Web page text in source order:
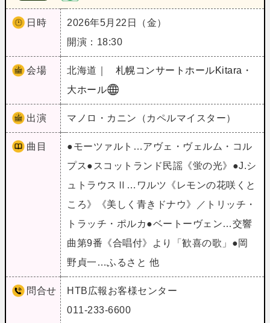
日時
2026年5月22日（金）
開演：18:30
会場 北海道｜
札幌コンサートホールKitara・
大ホール
出演 マノロ・カニン（カペルマイスター）
曲目
●モーツァルト…アヴェ・ヴェルム・コル
プス●スコットランド民謡《蛍の光》●J.シ
ュトラウスⅡ…ワルツ《レモンの花咲くと
ころ》《美しく青きドナウ》／トリッチ・
トラッチ・ポルカ●ベートーヴェン…交響
曲第9番《合唱付》より「歓喜の歌」●岡
野貞一…ふるさと 他
問合せ
HTB広報お客様センター
011-233-6600